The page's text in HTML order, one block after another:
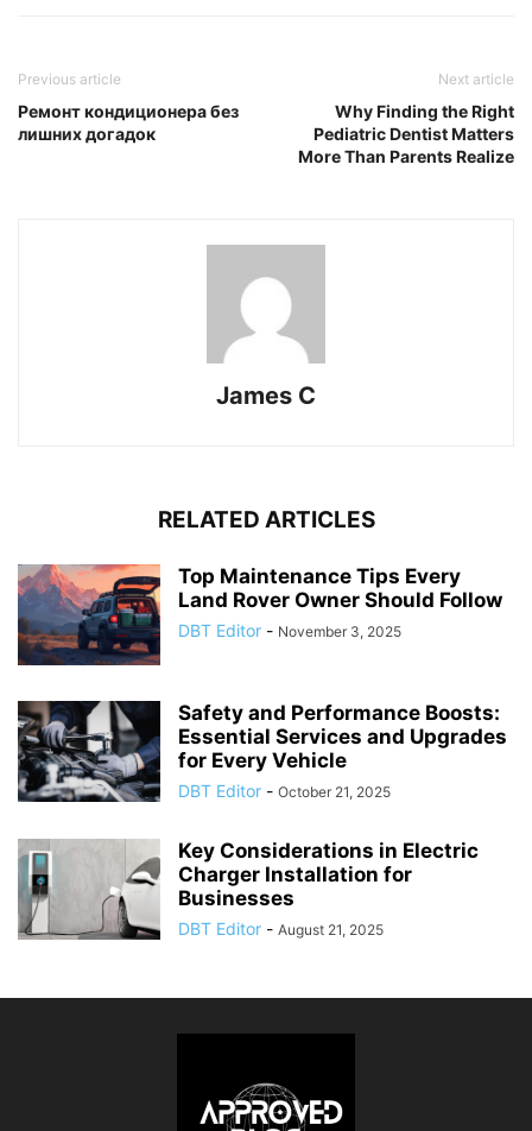
Previous article
Ремонт кондиционера без
лишних догадок
Next article
Why Finding the Right
Pediatric Dentist Matters
More Than Parents Realize
James C
RELATED ARTICLES
Top Maintenance Tips Every
Land Rover Owner Should Follow
DBT Editor - November 3, 2025
Safety and Performance Boosts:
Essential Services and Upgrades
for Every Vehicle
DBT Editor - October 21, 2025
Key Considerations in Electric
Charger Installation for
Businesses
DBT Editor - August 21, 2025